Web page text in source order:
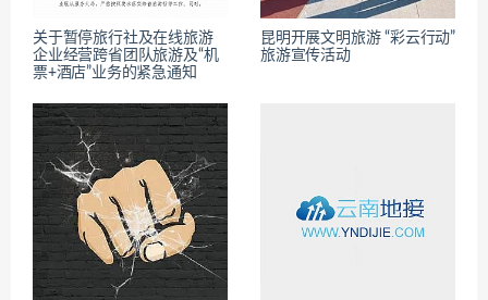
关于暂停旅行社及在线旅游
企业经营跨省团队旅游及“机
票+酒店”业务的紧急通知
昆明开展文明旅游 “彩云行动”
旅游宣传活动